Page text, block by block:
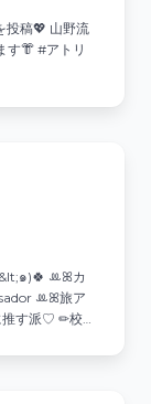
稿💖 山野流
す👘 #アトリ
๑)🍀 ꔛꕤカ
ꔛꕤ旅ア
す派♡ ✏︎校正